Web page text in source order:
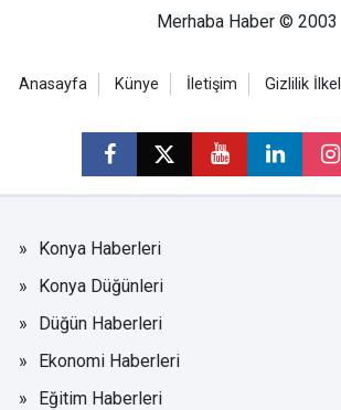
Merhaba Haber © 2003
Anasayfa Künye İletişim Gizlilik
Konya Haberleri
Konya Düğünleri
Düğün Haberleri
Ekonomi Haberleri
Eğitim Haberleri